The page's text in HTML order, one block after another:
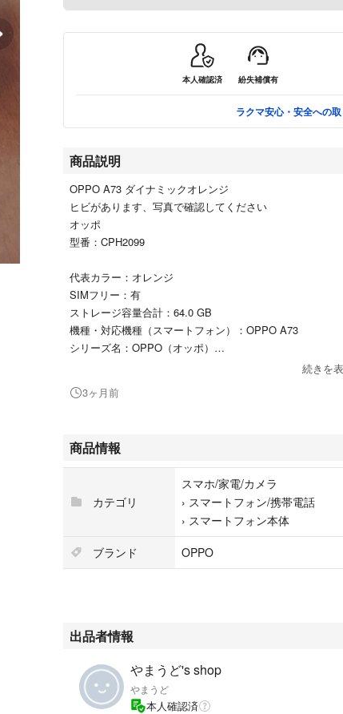
本人確認済 紛失補償有
ラクマ安心・安全への
商品説明
OPPO A73 ダイナミックオレンジ
ヒビがあります、写真で確認してください
オッポ
型番：CPH2099
代表カラー：オレンジ
SIMフリー：有
ストレージ容量合計：64.0 GB
機種・対応機種（スマートフォン）：OPPO A73
シリーズ名：OPPO（オッポ）
#スマホ/家電/カメラ
#スマートフォン/携帯電話
続きを
3ヶ月前
商品情報
カテゴリ
スマホ/家電/カメラ
› スマートフォン/携帯電話
› スマートフォン本体
ブランド
OPPO
出品者情報
やまうど's shop
やまうど
本人確認済